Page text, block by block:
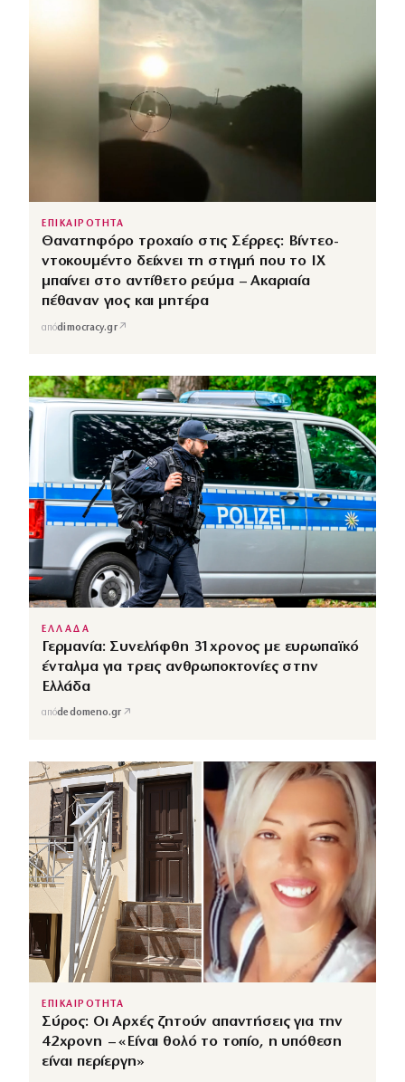
ΕΠΙΚΑΙΡΟΤΗΤΑ
Θανατηφόρο τροχαίο στις Σέρρες: Βίντεο-
ντοκουμέντο δείχνει τη στιγμή που το ΙΧ
μπαίνει στο αντίθετο ρεύμα – Ακαριαία
πέθαναν γιος και μητέρα
απόdimocracy.gr↗
ΕΛΛΑΔΑ
Γερμανία: Συνελήφθη 31χρονος με ευρωπαϊκό
ένταλμα για τρεις ανθρωποκτονίες στην
Ελλάδα
απόdedomeno.gr ↗
ΕΠΙΚΑΙΡΟΤΗΤΑ
Σύρος: Οι Αρχές ζητούν απαντήσεις για την
42χρονη – «Είναι θολό το τοπίο, η υπόθεση
είναι περίεργη»